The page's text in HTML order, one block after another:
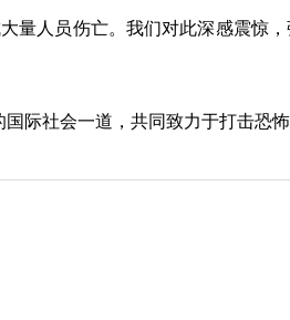
人员伤亡。我们对此深感震惊
社会一道，共同致力于打击恐怖